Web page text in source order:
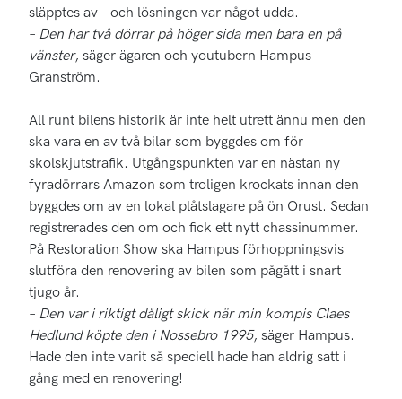
släpptes av – och lösningen var något udda.
– Den har två dörrar på höger sida men bara en på
vänster, säger ägaren och youtubern Hampus
Granström.
All runt bilens historik är inte helt utrett ännu men den
ska vara en av två bilar som byggdes om för
skolskjutstrafik. Utgångspunkten var en nästan ny
fyradörrars Amazon som troligen krockats innan den
byggdes om av en lokal plåtslagare på ön Orust. Sedan
registrerades den om och fick ett nytt chassinummer.
På Restoration Show ska Hampus förhoppningsvis
slutföra den renovering av bilen som pågått i snart
tjugo år.
– Den var i riktigt dåligt skick när min kompis Claes
Hedlund köpte den i Nossebro 1995, säger Hampus.
Hade den inte varit så speciell hade han aldrig satt i
gång med en renovering!